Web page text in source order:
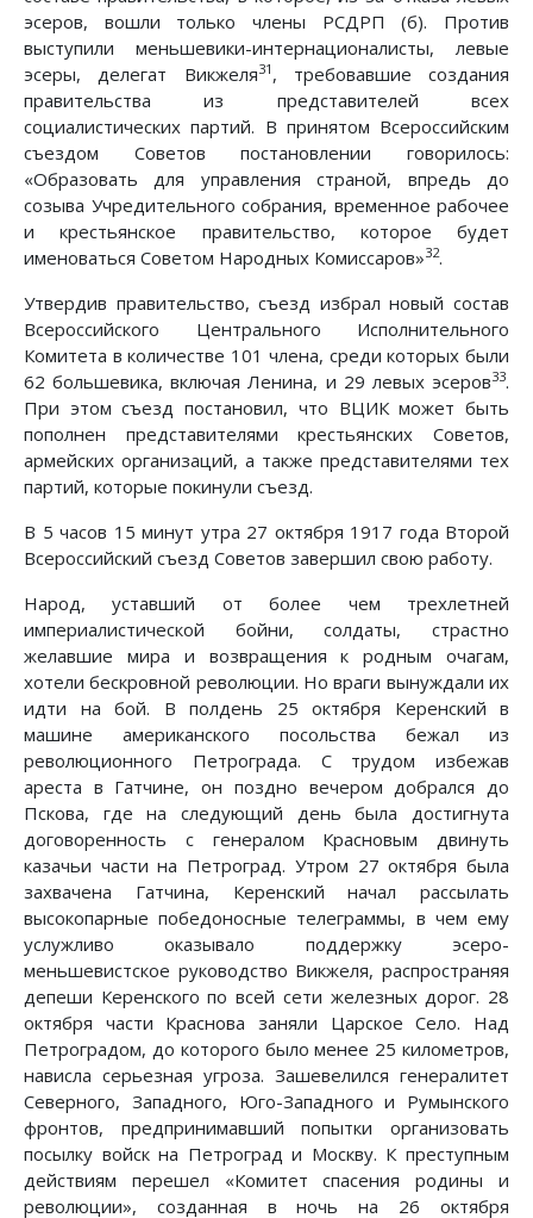
эсеров, вошли только члены РСДРП (б). Против
выступили меньшевики-интернационалисты, левые
эсеры, делегат Викжеля31 , требовавшие создания
правительства из представителей всех
социалистических партий. В принятом Всероссийским
съездом Советов постановлении говорилось:
«Образовать для управления страной, впредь до
созыва Учредительного собрания, временное рабочее
и крестьянское правительство, которое будет
именоваться Советом Народных Комиссаров»32.
Утвердив правительство, съезд избрал новый состав
Всероссийского Центрального Исполнительного
Комитета в количестве 101 члена, среди которых были
62 большевика, включая Ленина, и 29 левых эсеров33.
При этом съезд постановил, что ВЦИК может быть
пополнен представителями крестьянских Советов,
армейских организаций, а также представителями тех
партий, которые покинули съезд.
В 5 часов 15 минут утра 27 октября 1917 года Второй
Всероссийский съезд Советов завершил свою работу.
Народ, уставший от более чем трехлетней
империалистической бойни, солдаты, страстно
желавшие мира и возвращения к родным очагам,
хотели бескровной революции. Но враги вынуждали их
идти на бой. В полдень 25 октября Керенский в
машине американского посольства бежал из
революционного Петрограда. С трудом избежав
ареста в Гатчине, он поздно вечером добрался до
Пскова, где на следующий день была достигнута
договоренность с генералом Красновым двинуть
казачьи части на Петроград. Утром 27 октября была
захвачена Гатчина, Керенский начал рассылать
высокопарные победоносные телеграммы, в чем ему
услужливо оказывало поддержку эсеро-
меньшевистское руководство Викжеля, распространяя
депеши Керенского по всей сети железных дорог. 28
октября части Краснова заняли Царское Село. Над
Петроградом, до которого было менее 25 километров,
нависла серьезная угроза. Зашевелился генералитет
Северного, Западного, Юго-Западного и Румынского
фронтов, предпринимавший попытки организовать
посылку войск на Петроград и Москву. К преступным
действиям перешел «Комитет спасения родины и
революции», созданная в ночь на 26 октября